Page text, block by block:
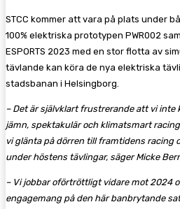
STCC kommer att vara på plats under
100% elektriska prototypen PWR002
ESPORTS 2023 med en stor flotta av
tävlande kan köra de nya elektriska
stadsbanan i Helsingborg.
– Det är självklart frustrerande att vi inte
jämn, spektakulär och klimatsmart
vi glänta på dörren till framtidens racing
under höstens tävlingar, säger Micke
– Vi jobbar oförtröttligt vidare mot 2024
engagemang på den här banbrytande